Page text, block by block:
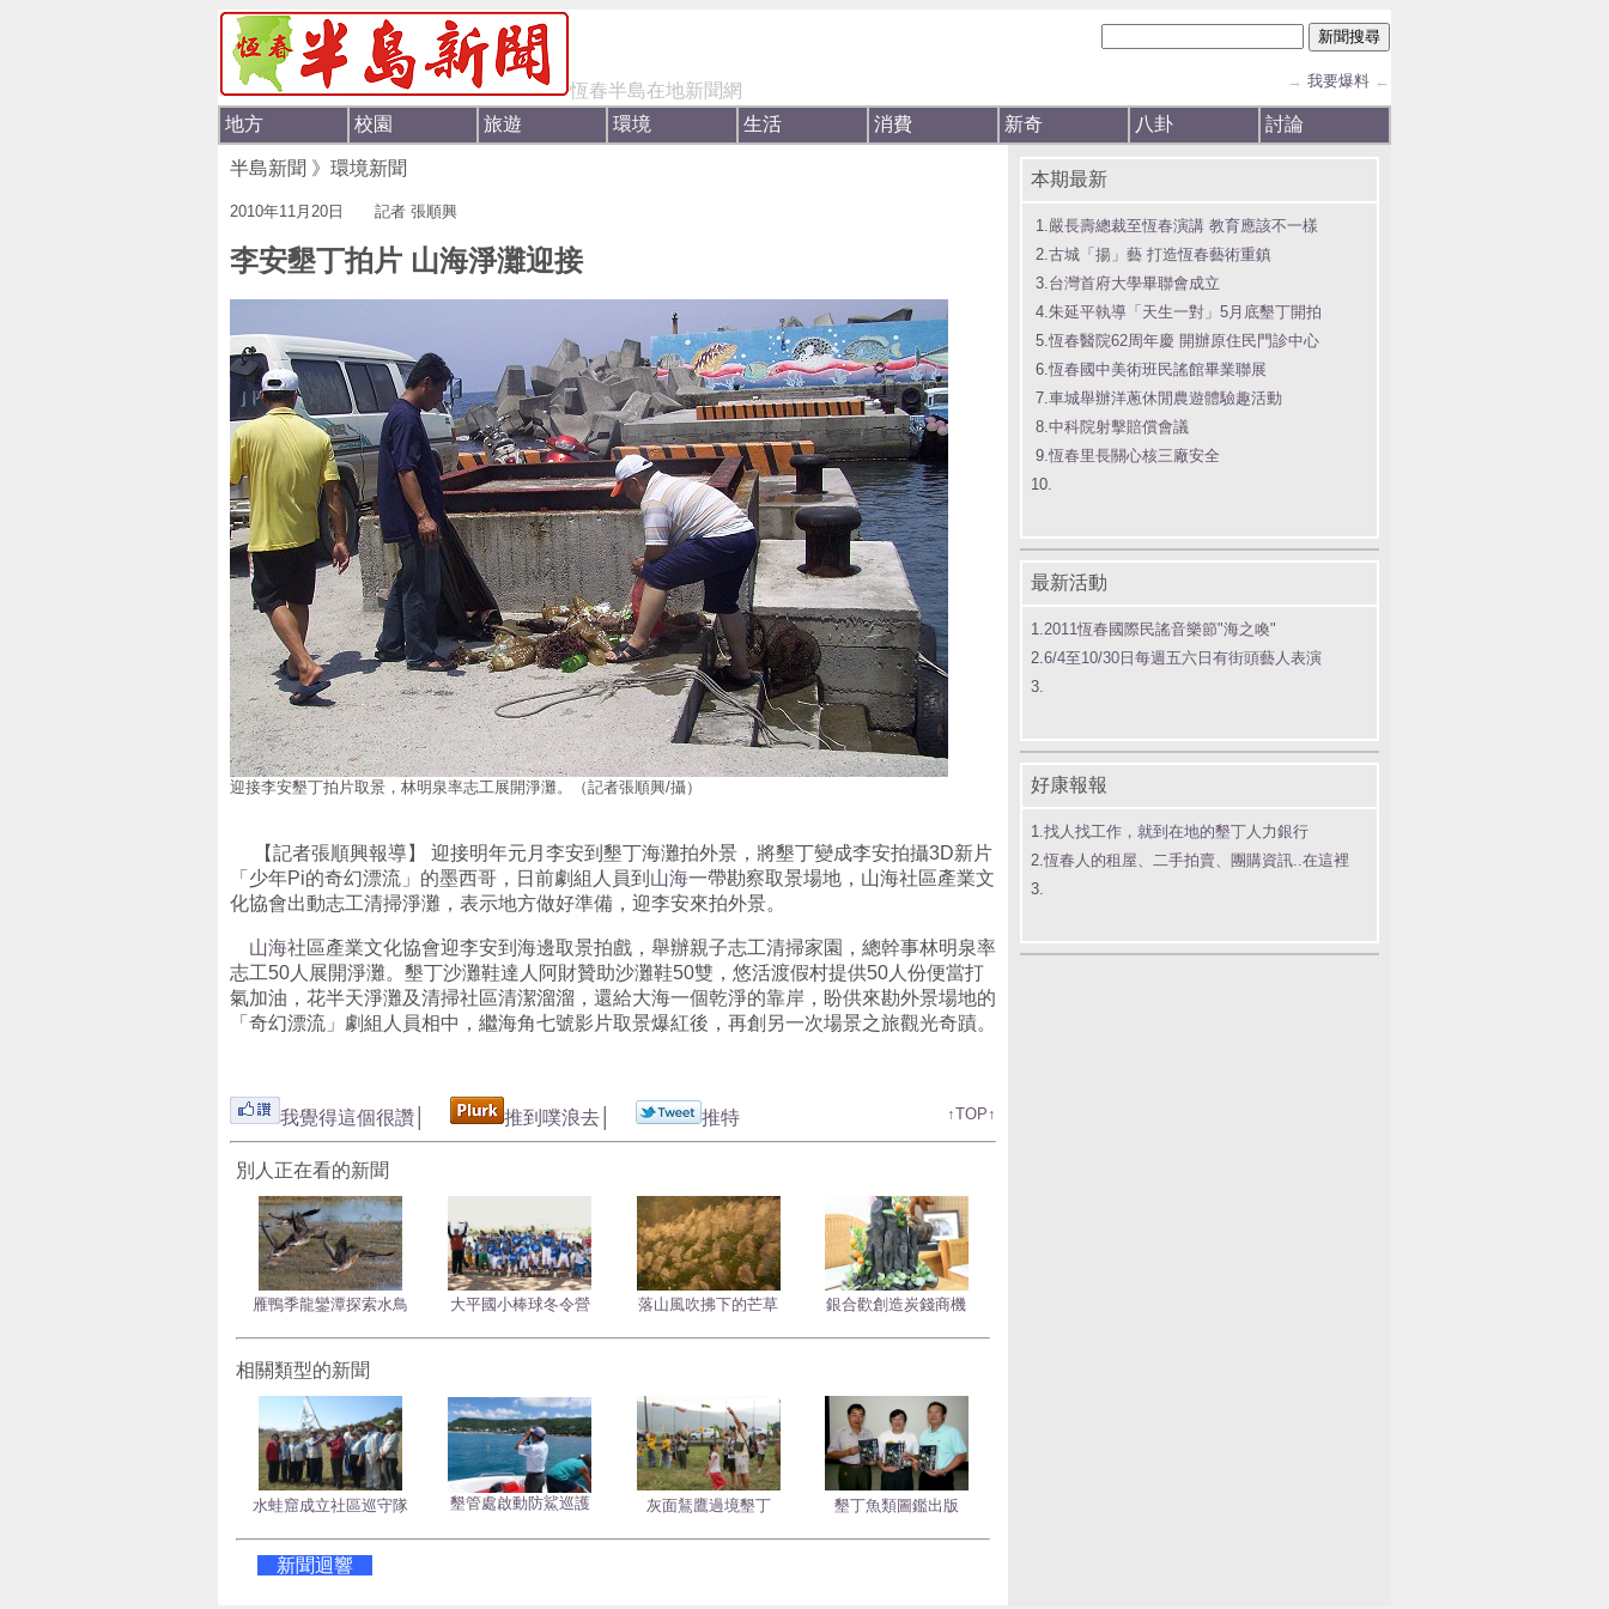
恆春半島在地新聞網 → 我要爆料 ←
地方 校園 旅遊 環境 生活 消費 新奇 八卦 討論
半島新聞 》環境新聞
2010年11月20日 記者 張順興
李安墾丁拍片 山海淨灘迎接
迎接李安墾丁拍片取景，林明泉率志工展開淨灘。（記者張順興/攝）
【記者張順興報導】 迎接明年元月李安到墾丁海灘拍外景，將墾丁變成李安拍攝3D新片
「少年Pi的奇幻漂流」的墨西哥，日前劇組人員到 山海一帶勘察取景場地，山海社區產業文
化協會出動志工清掃淨灘，表示地方做好準備，迎李安來拍外景。
山海社區產業文化協會迎李安到海邊取景拍戲，舉辦親子志工清掃家園，總幹事林明泉率
志工50人展開淨灘。墾丁沙灘鞋達人阿財贊助沙灘鞋50雙，悠活渡假村提供50人份便當打
氣加油，花半天淨灘及清掃社區清潔溜溜，還給大海一個乾淨的靠岸，盼供來勘外景場地的
「奇幻漂流」劇組人員相中，繼海角七號影片取景爆紅後，再創另一次場景之旅觀光奇蹟。
我覺得這個很讚 推到噗浪去 推特 ↑TOP↑
別人正在看的新聞
雁鴨季龍鑾潭探索水鳥 大平國小棒球冬令營 落山風吹拂下的芒草 銀合歡創造炭錢商機
相關類型的新聞
水蛙窟成立社區巡守隊 墾管處啟動防鯊巡護 灰面鵟鷹過境墾丁 墾丁魚類圖鑑出版
新聞迴響
本期最新
1.嚴長壽總裁至恆春演講 教育應該不一樣
2.古城「揚」藝 打造恆春藝術重鎮
3.台灣首府大學畢聯會成立
4.朱延平執導「天生一對」5月底墾丁開拍
5.恆春醫院62周年慶 開辦原住民門診中心
6.恆春國中美術班民謠館畢業聯展
7.車城舉辦洋蔥休閒農遊體驗趣活動
8.中科院射擊賠償會議
9.恆春里長關心核三廠安全
10.
最新活動
1.2011恆春國際民謠音樂節"海之喚"
2.6/4至10/30日每週五六日有街頭藝人表演
3.
好康報報
1.找人找工作，就到在地的墾丁人力銀行
2.恆春人的租屋、二手拍賣、團購資訊..在這裡
3.